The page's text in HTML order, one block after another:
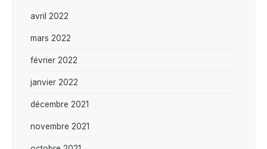
avril 2022
mars 2022
février 2022
janvier 2022
décembre 2021
novembre 2021